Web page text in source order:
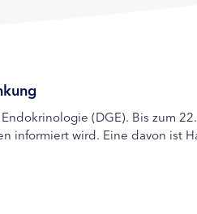
(DGE). Bis zum
wird. Eine davon ist